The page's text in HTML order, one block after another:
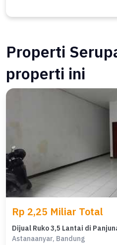
Properti
properti ini
Rp 2,25 Miliar Total
Dijual Ruko 3,5 Lantai di
Astanaanyar, Bandung